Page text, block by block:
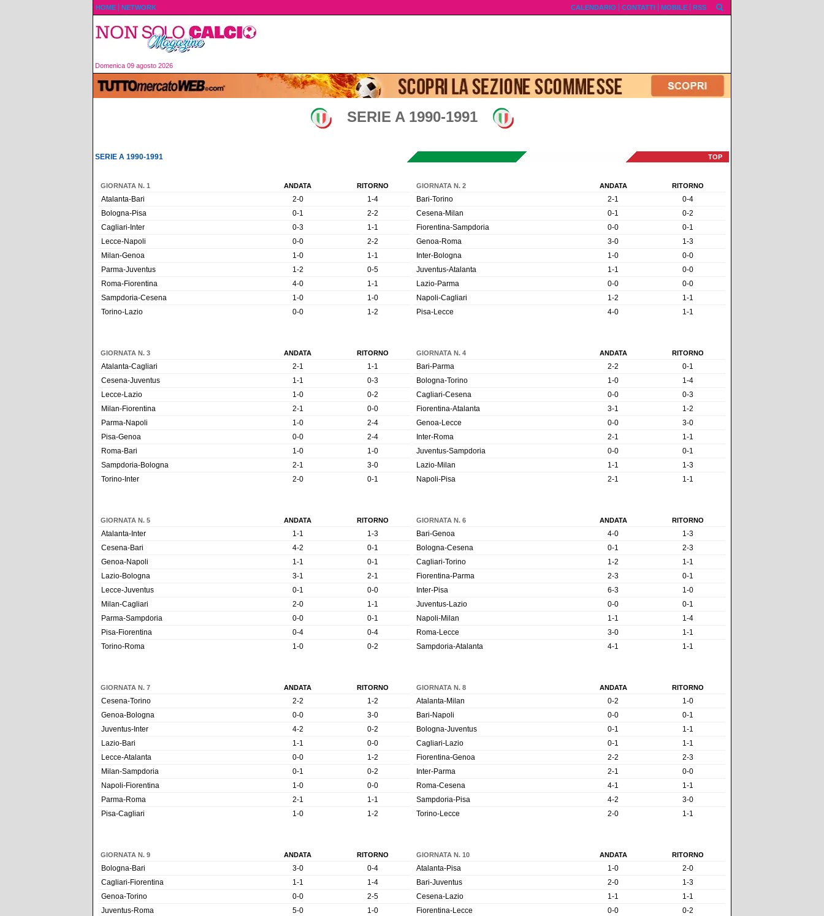
HOME NETWORK CALENDARIO CONTATTI MOBILE RSS
Domenica 09 agosto 2026
SERIE A 1990-1991
SERIE A 1990-1991 TOP
GIORNATA N. 1 ANDATA RITORNO
Atalanta-Bari 2-0
1-4
Bologna-Pisa
0-1
2-2
Cagliari-Inter
0-3
1-1
Lecce-Napoli
0-0
2-2
Milan-Genoa
1-0
1-1
Parma-Juventus
1-2
0-5
Roma-Fiorentina
4-0
1-1
Sampdoria-Cesena
1-0
1-0
Torino-Lazio
0-0 1-2
GIORNATA N. 2 ANDATA RITORNO
Bari-Torino 2-1
0-4
Cesena-Milan
0-1
0-2
Fiorentina-Sampdoria
0-0
0-1
Genoa-Roma
3-0
1-3
Inter-Bologna
1-0
0-0
Juventus-Atalanta
1-1
0-0
Lazio-Parma
0-0
0-0
Napoli-Cagliari
1-2
1-1
Pisa-Lecce
4-0 1-1
GIORNATA N. 3 ANDATA RITORNO
Atalanta-Cagliari 2-1
1-1
Cesena-Juventus
1-1
0-3
Lecce-Lazio
1-0
0-2
Milan-Fiorentina
2-1
0-0
Parma-Napoli
1-0
2-4
Pisa-Genoa
0-0
2-4
Roma-Bari
1-0
1-0
Sampdoria-Bologna
2-1
3-0
Torino-Inter
2-0 0-1
GIORNATA N. 4 ANDATA RITORNO
Bari-Parma 2-2
0-1
Bologna-Torino
1-0
1-4
Cagliari-Cesena
0-0
0-3
Fiorentina-Atalanta
3-1
1-2
Genoa-Lecce
0-0
3-0
Inter-Roma
2-1
1-1
Juventus-Sampdoria
0-0
0-1
Lazio-Milan
1-1
1-3
Napoli-Pisa
2-1 1-1
GIORNATA N. 5 ANDATA RITORNO
Atalanta-Inter 1-1
1-3
Cesena-Bari
4-2
0-1
Genoa-Napoli
1-1
0-1
Lazio-Bologna
3-1
2-1
Lecce-Juventus
0-1
0-0
Milan-Cagliari
2-0
1-1
Parma-Sampdoria
0-0
0-1
Pisa-Fiorentina
0-4
0-4
Torino-Roma
1-0 0-2
GIORNATA N. 6 ANDATA RITORNO
Bari-Genoa 4-0
1-3
Bologna-Cesena
0-1
2-3
Cagliari-Torino
1-2
1-1
Fiorentina-Parma
2-3
0-1
Inter-Pisa
6-3
1-0
Juventus-Lazio
0-0
0-1
Napoli-Milan
1-1
1-4
Roma-Lecce
3-0
1-1
Sampdoria-Atalanta
4-1 1-1
GIORNATA N. 7 ANDATA RITORNO
Cesena-Torino 2-2
1-2
Genoa-Bologna
0-0
3-0
Juventus-Inter
4-2
0-2
Lazio-Bari
1-1
0-0
Lecce-Atalanta
0-0
1-2
Milan-Sampdoria
0-1
0-2
Napoli-Fiorentina
1-0
0-0
Parma-Roma
2-1
1-1
Pisa-Cagliari
1-0 1-2
GIORNATA N. 8 ANDATA RITORNO
Atalanta-Milan 0-2
1-0
Bari-Napoli
0-0
0-1
Bologna-Juventus
0-1
1-1
Cagliari-Lazio
0-1
1-1
Fiorentina-Genoa
2-2
2-3
Inter-Parma
2-1
0-0
Roma-Cesena
4-1
1-1
Sampdoria-Pisa
4-2
3-0
Torino-Lecce
2-0 1-1
GIORNATA N. 9 ANDATA RITORNO
Bologna-Bari 3-0
0-4
Cagliari-Fiorentina
1-1
1-4
Genoa-Torino
0-0
2-5
Juventus-Roma
5-0
1-0
GIORNATA N. 10 ANDATA RITORNO
Atalanta-Pisa 1-0
2-0
Bari-Juventus
2-0
1-3
Cesena-Lazio
1-1
1-1
Fiorentina-Lecce
0-0
0-2